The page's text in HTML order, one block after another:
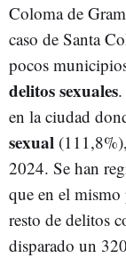
Coloma de
caso de Santa
pocos
delitos sexuales
en la ciudad
sexual
2024. Se han
que en el
resto de delitos
disparado un